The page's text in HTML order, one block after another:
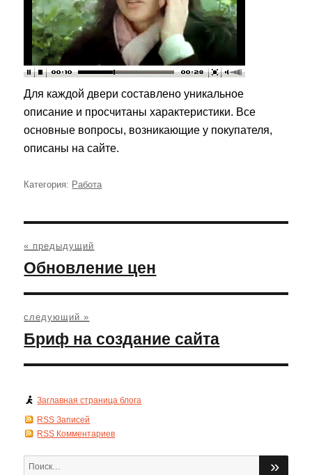
Для каждой двери составлено уникальное
описание и просчитаны характеристики. Все
основные вопросы, возникающие у покупателя,
описаны на сайте.
Категория: Рубрики
Работа
по
записям
« предыдущий
Предыдущая
запись:
Обновление цен
следующий »
Следующая
запись:
Бриф на создание сайта
Заглавная страница блога
RSS Записей
RSS Комментариев